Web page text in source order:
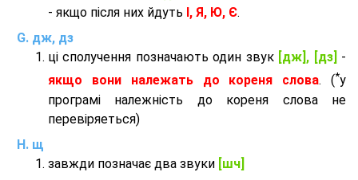
- якщо після них йдуть І, Я, Ю, Є.
дж, дз
ці сполучення позначають один звук [дж], [дз] -
якщо вони належать до кореня слова. (*у
програмі належність до кореня слова не
перевіряеться)
щ
завжди позначає два звуки [шч]